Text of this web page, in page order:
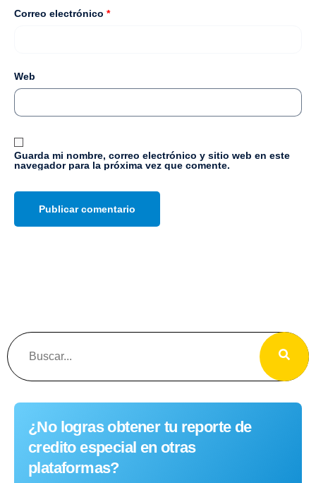
Correo electrónico *
Web
Guarda mi nombre, correo electrónico y sitio web en este
navegador para la próxima vez que comente.
¿No logras obtener tu reporte de
credito especial en otras
plataformas?